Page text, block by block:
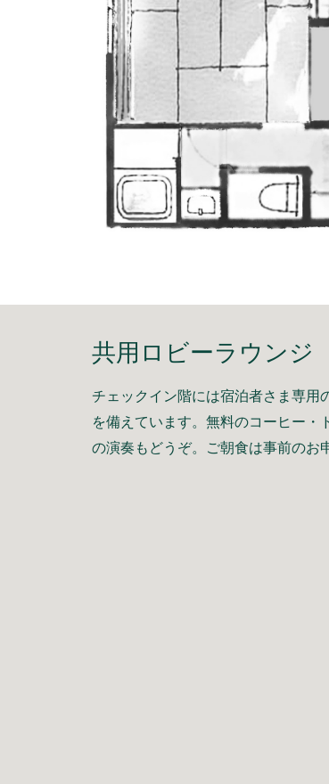
共用ロビーラウンジ
チェックイン階には宿泊者さま専用
を備えています。無料のコーヒー
の演奏もどうぞ。ご朝食は事前のお